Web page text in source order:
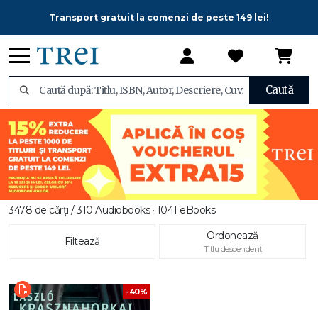
Transport gratuit la comenzi de peste 149 lei!
Caută
3478 de cărți / 310 Audiobooks · 1041 eBooks
Filtează Ordonează
Titlu descendent
-40%